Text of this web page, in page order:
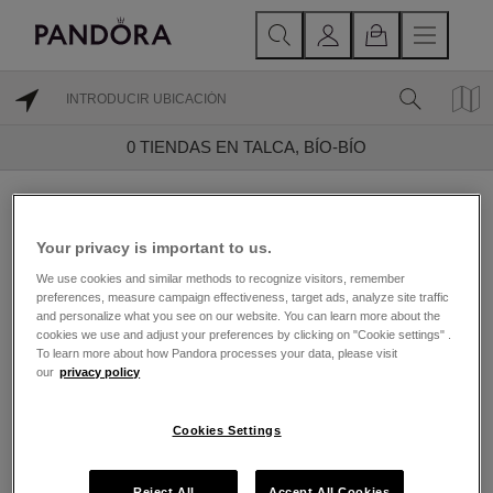
0 TIENDAS EN TALCA, BÍO-BÍO
Encuentra una Joyería
Pandora cerca de Talca,
Bío-Bío
Fundada en 1982 y con sede en Copenhague,
Dinamarca, Pandora es reconocida por su joyería
esterlina enchapada en oro de 18K, plata esterlina y
Your privacy is important to us.
We use cookies and similar methods to recognize visitors, remember
preferences, measure campaign effectiveness, target ads, analyze site traffic
and personalize what you see on our website. You can learn more about the
cookies we use and adjust your preferences by clicking on "Cookie settings" .
To learn more about how Pandora processes your data, please visit
our privacy policy
Cookies Settings